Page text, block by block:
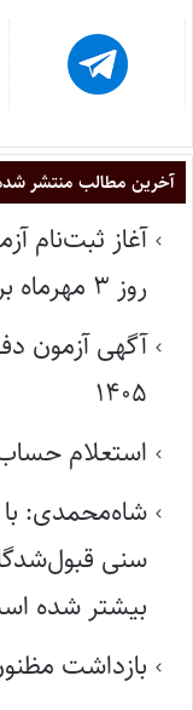
آخرین مطالب منتشر شده
روز ۳ مهرماه برگزار می‌شود
آگهی آزمون
۱۴۰۵
استعلام
شاه‌محمدی:
بیشتر شده
بازداشت